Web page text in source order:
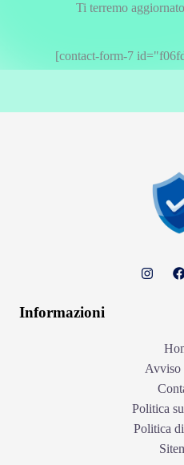
Ti terremo
[contact-form-7
Informazioni
Avviso
Politica
Politica